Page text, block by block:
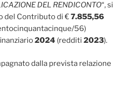
DEL RENDICONTO“, si
del Contributo di €7.855,56
56)
2024 (redditi 2023).
dalla prevista relazione